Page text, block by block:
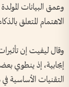
وعمق البيانات
الاهتمام المتعلق
وقال ليفيت إن
إيجابية، إذ ينطوي
التقنيات الأساسية في